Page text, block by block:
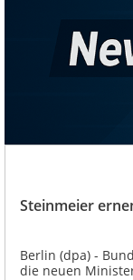
Steinmeier
Berlin (dpa) -
die neuen